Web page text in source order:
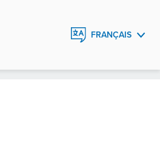
FRANÇAIS